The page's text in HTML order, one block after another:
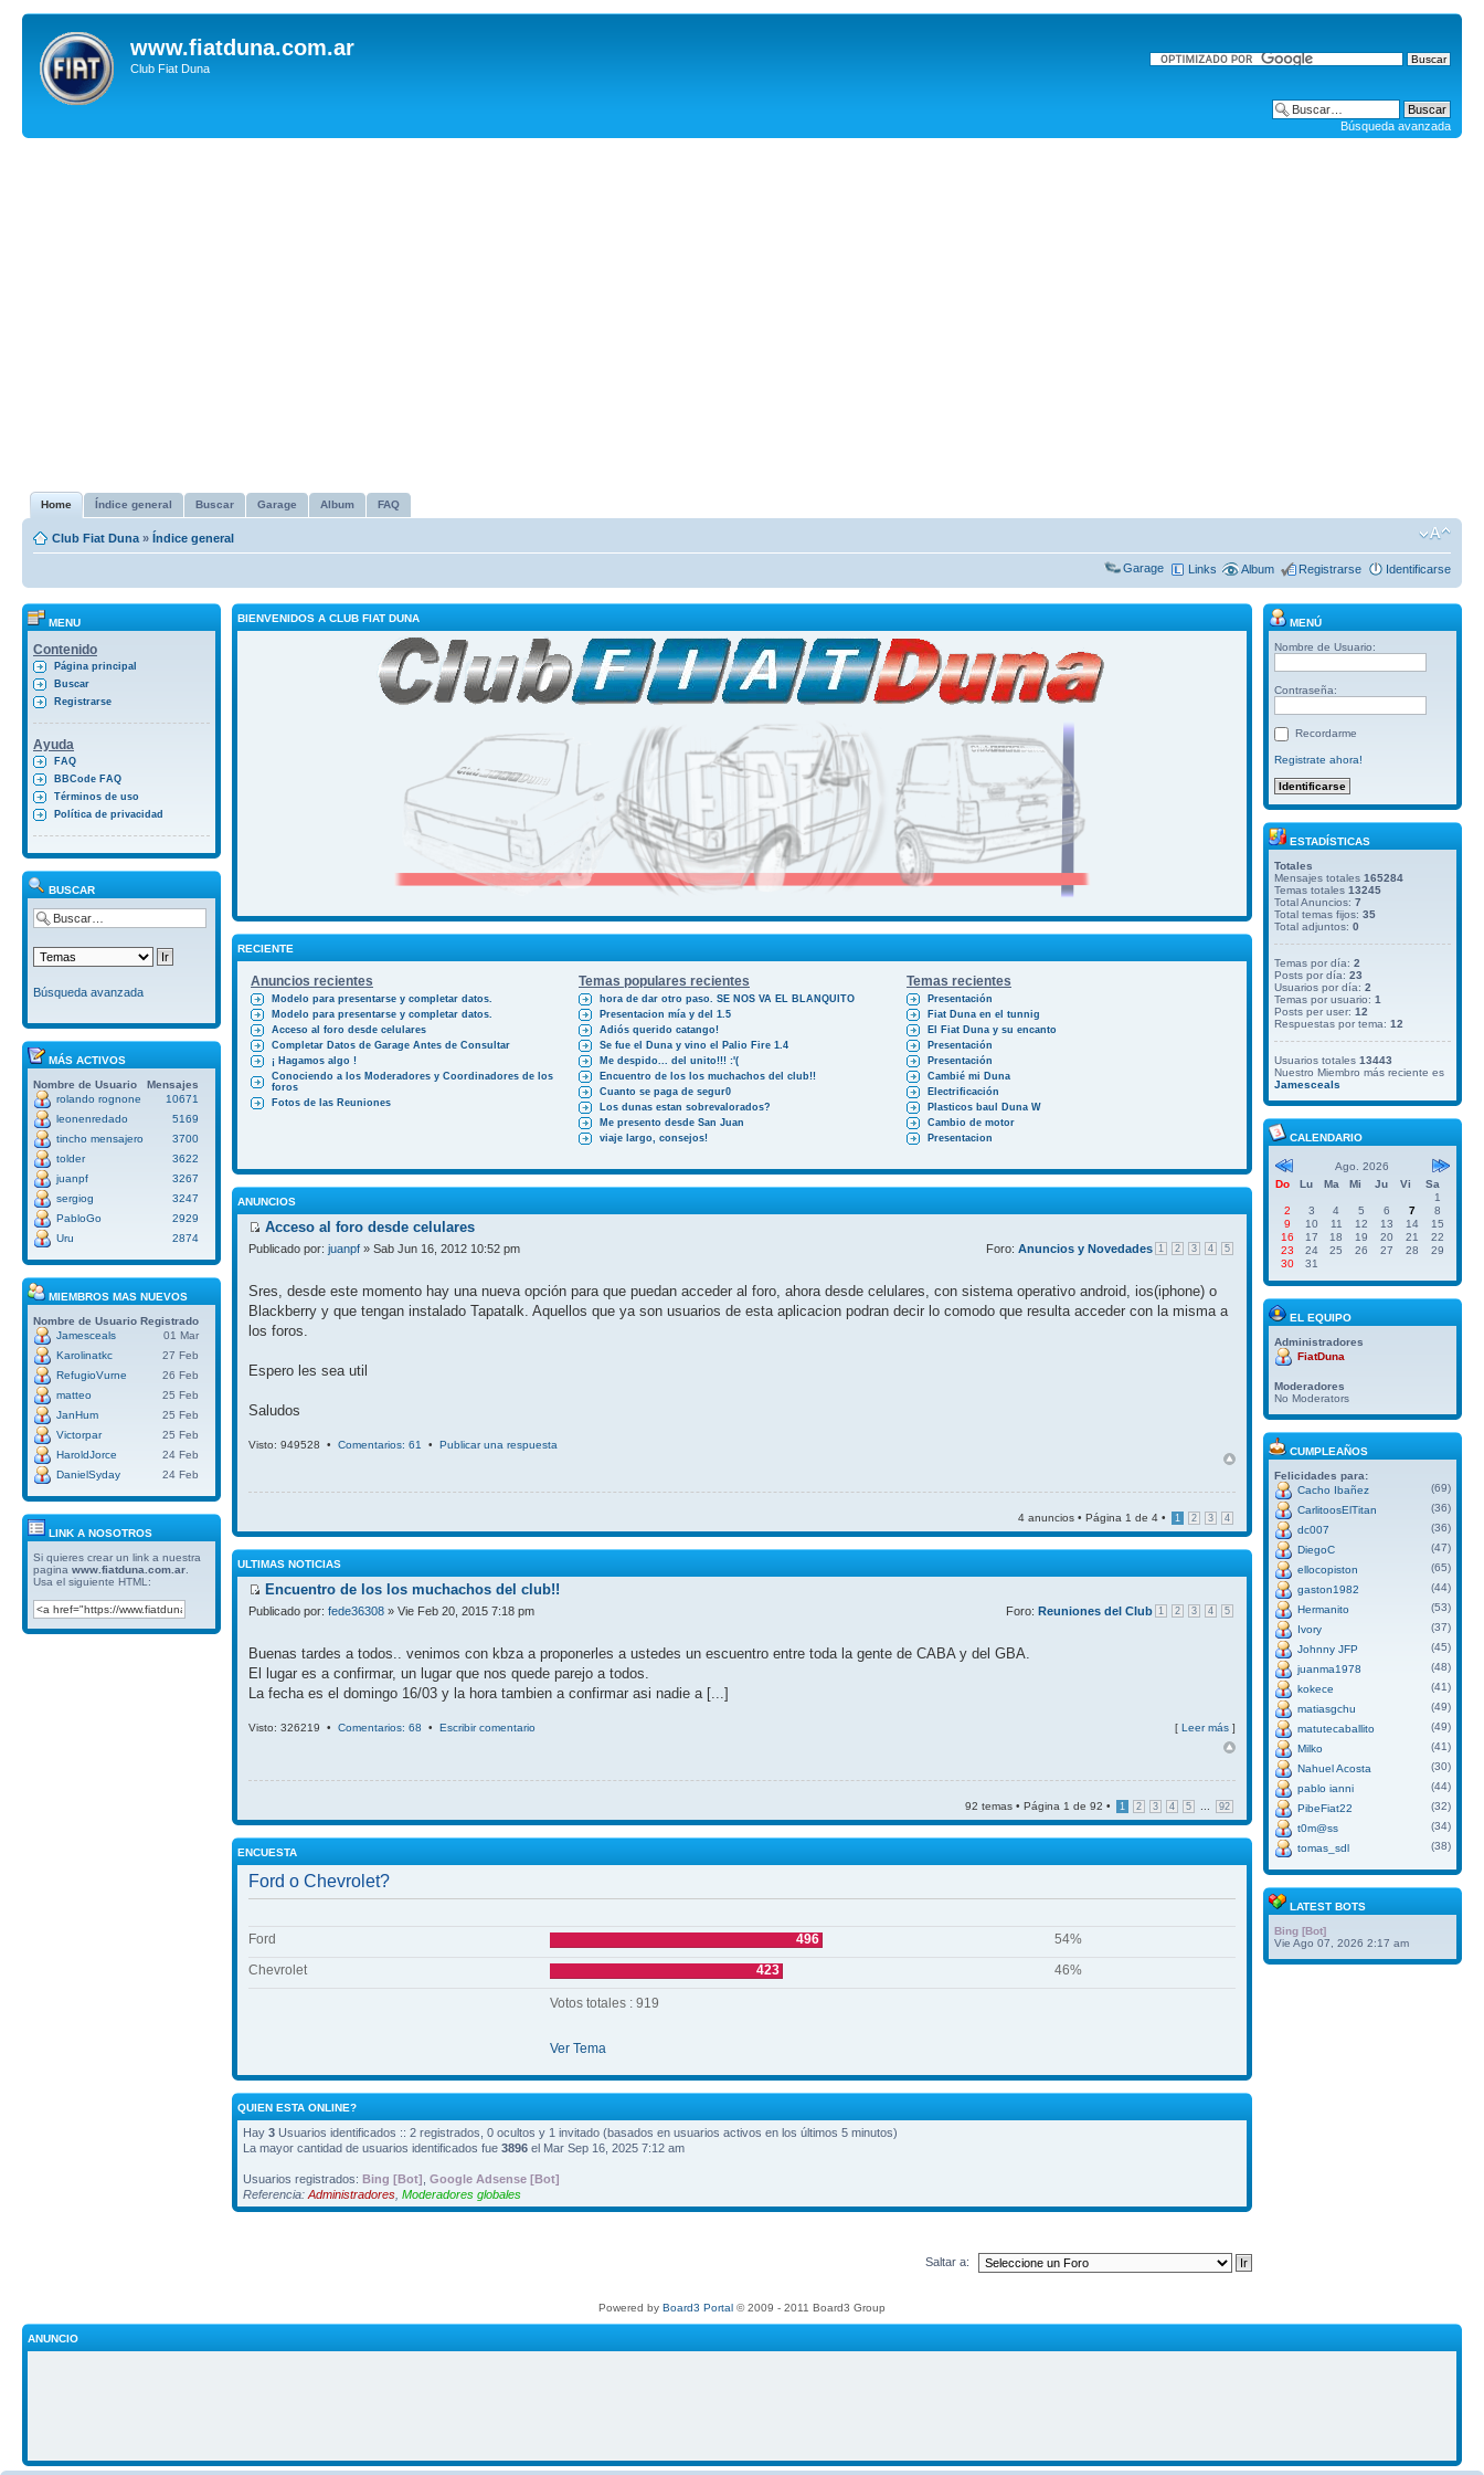
www.fiatduna.com.ar
Club Fiat Duna
Búsqueda avanzada
Home Índice general Buscar Garage Album FAQ
Club Fiat Duna » Índice general
Garage Links Album Registrarse Identificarse
MENU
Contenido
Página principal
Buscar
Registrarse
Ayuda
FAQ
BBCode FAQ
Términos de uso
Política de privacidad
BUSCAR
Búsqueda avanzada
MÁS ACTIVOS
Nombre de Usuario
Mensajes
rolando rognone
10671
leonenredado
5169
tincho mensajero
3700
tolder
3622
juanpf
3267
sergiog
3247
PabloGo
2929
Uru
2874
MIEMBROS MAS NUEVOS
Nombre de Usuario Registrado
Jamesceals
01 Mar
Karolinatkc
27 Feb
RefugioVurne
26 Feb
matteo
25 Feb
JanHum
25 Feb
Victorpar
25 Feb
HaroldJorce
24 Feb
DanielSyday
24 Feb
LINK A NOSOTROS
Si quieres crear un link a nuestra
pagina www.fiatduna.com.ar
Usa el siguiente HTML:
BIENVENIDOS A CLUB FIAT DUNA
RECIENTE
Anuncios recientes Temas populares recientes Temas recientes
Modelo para presentarse y completar datos.
Modelo para presentarse y completar datos.
Acceso al foro desde celulares
Completar Datos de Garage Antes de Consultar
¡ Hagamos algo !
Conociendo a los Moderadores y Coordinadores de los
foros
Fotos de las Reuniones
hora de dar otro paso. SE NOS VA EL BLANQUITO
Presentacion mía y del 1.5
Adiós querido catango!
Se fue el Duna y vino el Palio Fire 1.4
Me despido... del unito!!! :'(
Encuentro de los los muchachos del club!!
Cuanto se paga de segur0
Los dunas estan sobrevalorados?
Me presento desde San Juan
viaje largo, consejos!
Presentación
Fiat Duna en el tunnig
El Fiat Duna y su encanto
Presentación
Presentación
Cambié mi Duna
Electrificación
Plasticos baul Duna W
Cambio de motor
Presentacion
ANUNCIOS
Acceso al foro desde celulares
1 2 3 4 5
Publicado por: juanpf » Sab Jun 16, 2012 10:52 pm Foro: Anuncios y Novedades
Sres, desde este momento hay una nueva opción para que puedan acceder al foro, ahora desde celulares, con sistema operativo android, ios(iphone) o
Blackberry y que tengan instalado Tapatalk. Aquellos que ya son usuarios de esta aplicacion podran decir lo comodo que resulta acceder con la misma a
los foros.
Espero les sea util
Saludos
Visto: 949528 • Comentarios: 61 • Publicar una respuesta
4 anuncios • Página 1 de 4 • 1 2 3 4
ULTIMAS NOTICIAS
Encuentro de los los muchachos del club!!
1 2 3 4 5
Publicado por: fede36308 » Vie Feb 20, 2015 7:18 pm Foro: Reuniones del Club
Buenas tardes a todos.. venimos con kbza a proponerles a ustedes un escuentro entre toda la gente de CABA y del GBA.
El lugar es a confirmar, un lugar que nos quede parejo a todos.
La fecha es el domingo 16/03 y la hora tambien a confirmar asi nadie a [...]
Visto: 326219 • Comentarios: 68 • Escribir comentario [ Leer más ]
92 temas • Página 1 de 92 • 1 2 3 4 5 92
ENCUESTA
Ford o Chevrolet?
Ford 496
54%
Chevrolet
423 46%
Votos totales : 919
Ver Tema
QUIEN ESTA ONLINE?
Hay 3 Usuarios identificados :: 2 registrados, 0 ocultos y 1 invitado (basados en usuarios activos en los últimos 5 minutos)
La mayor cantidad de usuarios identificados fue 3896 el Mar Sep 16, 2025 7:12 am
Usuarios registrados: Bing [Bot] Google Adsense [Bot]
Referencia: Administradores Moderadores globales
Saltar a:
MENÚ
Nombre de Usuario:
Contraseña:
Recordarme
Registrate ahora!
ESTADÍSTICAS
Totales
Mensajes totales 165284
Temas totales 13245
Total Anuncios: 7
Total temas fijos: 35
Total adjuntos: 0
Temas por día: 2
Posts por día: 23
Usuarios por día: 2
Temas por usuario: 1
Posts per user: 12
Respuestas por tema: 12
Usuarios totales 13443
Nuestro Miembro más reciente es
Jamesceals
CALENDARIO
Ago. 2026
Do
Lu Ma Mi Ju Vi
Sa
1
2
3 4 5 6 7
8
9
10 11 12 13 14
15
16
17 18 19 20 21
22
23
24 25 26 27 28
29
30
31
EL EQUIPO
Administradores
FiatDuna
Moderadores
No Moderators
CUMPLEAÑOS
Felicidades para:
Cacho Ibañez
(69)
CarlitoosElTitan
(36)
dc007
(36)
DiegoC
(47)
ellocopiston
(65)
gaston1982
(44)
Hermanito
(53)
Ivory
(37)
Johnny JFP
(45)
juanma1978
(48)
kokece
(41)
matiasgchu
(49)
matutecaballito
(49)
Milko
(41)
Nahuel Acosta
(30)
pablo ianni
(44)
PibeFiat22
(32)
t0m@ss
(34)
tomas_sdl
(38)
LATEST BOTS
Bing [Bot]
Vie Ago 07, 2026 2:17 am
Powered by Board3 Portal © 2009 - 2011 Board3 Group
ANUNCIO